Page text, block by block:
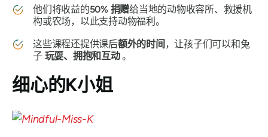
他们将收益的50% 捐赠给当地的动物收容所、救援机
构或农场，以此支持动物福利。
这些课程还提供课后额外的时间 ，让孩子们可以和兔
子玩耍、拥抱和互动。
细心的K小姐